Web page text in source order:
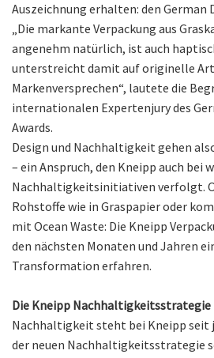
Auszeichnung erhalten: den German
„Die markante Verpackung aus
angenehm natürlich, ist auch
unterstreicht damit auf originelle Art
Markenversprechen“, lautete die
internationalen Expertenjury des
Awards.
Design und Nachhaltigkeit gehen
– ein Anspruch, den Kneipp auch bei
Nachhaltigkeitsinitiativen verfolgt.
Rohstoffe wie in Graspapier oder
mit Ocean Waste: Die Kneipp
den nächsten Monaten und Jahren
Transformation erfahren.
Die Kneipp Nachhaltigkeitsstrategie
Nachhaltigkeit steht bei Kneipp seit
der neuen Nachhaltigkeitsstrategie